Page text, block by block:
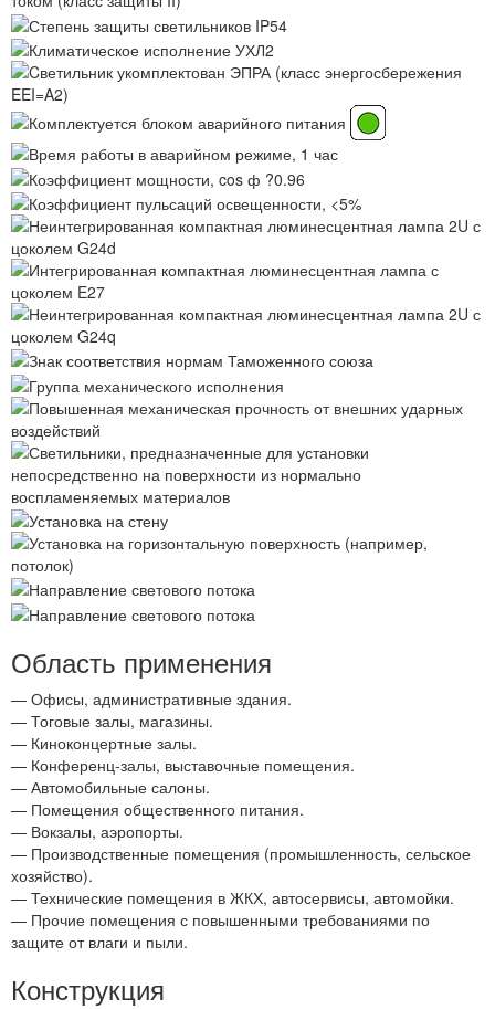
Область применения
— Офисы, административные здания.
— Тоговые залы, магазины.
— Киноконцертные залы.
— Конференц-залы, выставочные помещения.
— Автомобильные салоны.
— Помещения общественного питания.
— Вокзалы, аэропорты.
— Производственные помещения (промышленность, сельское
хозяйство).
— Технические помещения в ЖКХ, автосервисы, автомойки.
— Прочие помещения с повышенными требованиями по
защите от влаги и пыли.
Конструкция